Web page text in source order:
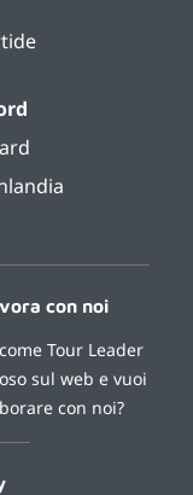
con noi
Tour Leader
sul web e vuoi
con noi?